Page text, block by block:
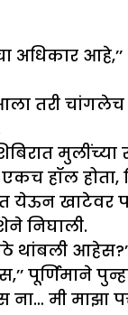
अधिकार
तरी
हॉल होता,
येऊन खाटेवर
निघाली.
थांबली
माझा